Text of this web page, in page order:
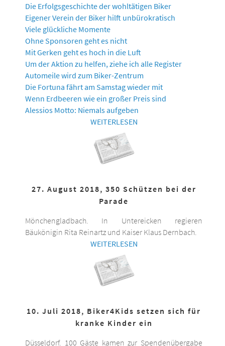
Die Erfolgsgeschichte der wohltätigen Biker
Eigener Verein der Biker hilft unbürokratisch
Viele glückliche Momente
Ohne Sponsoren geht es nicht
Mit Gerken geht es hoch in die Luft
Um der Aktion zu helfen, ziehe ich alle Register
Automeile wird zum Biker-Zentrum
Die Fortuna fährt am Samstag wieder mit
Wenn Erdbeeren wie ein großer Preis sind
Alessios Motto: Niemals aufgeben
WEITERLESEN
27. August 2018, 350 Schützen bei der
Parade
Mönchengladbach. In Untereicken regieren
Bäukönigin Rita Reinartz und Kaiser Klaus Dernbach.
WEITERLESEN
10. Juli 2018, Biker4Kids setzen sich für
kranke Kinder ein
Düsseldorf. 100 Gäste kamen zur Spendenübergabe